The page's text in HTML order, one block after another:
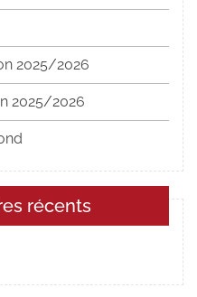
2025/2026
2025/2026
récents